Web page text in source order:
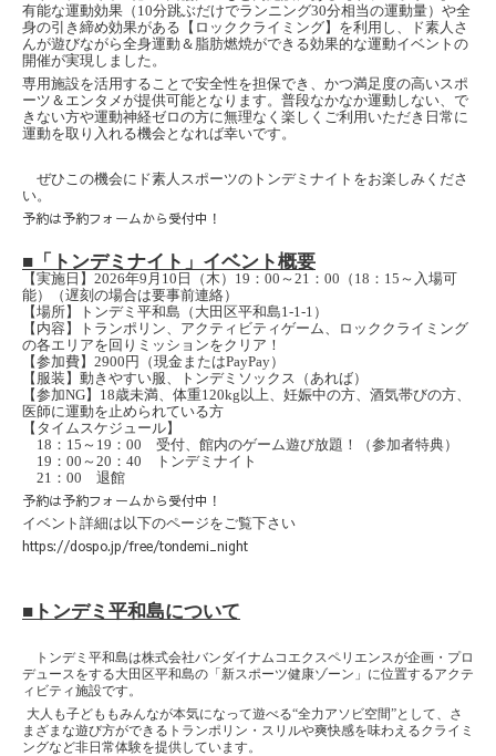
有能な運動効果（ 10分跳ぶだけでランニング30分相当の運動量）や全
身の引き締め効果がある 【 ロッククライミング】 を利用し、ド素人さ
んが遊びながら全身運動＆脂肪燃焼ができる効果的な運動イベントの
開催が実現しました。
専用施設を活用することで安全性を担保でき、かつ満足度の高いスポ
ーツ＆エンタメが提供可能となります。普段なかなか運動しない、で
きない方や運動神経ゼロの方に無理なく楽しくご利用いただき日常に
運動を取り入れる機会となれば幸いです。
ぜひこの機会にド素人スポーツのトンデミナイトをお楽しみくださ
い。
予約は予約フォームから受付中！
■ 「 トンデミナイト 」 イベント概要
【実施日 】 2026年9 月 10 日（木） 19 ： 00 ～ 21 ： 00 （ 18 ： 15 ～入場可
能）（遅刻の場合は要事前連絡）
【場所】 トンデミ平和島（大田区平和島1-1-1 ）
【 内容 】
トランポリン、アクティビティゲーム、ロッククライミング
の各エリアを回りミッションをクリア！
【参加費】2900円（現金またはPayPay）
【 服装 】 動きやすい服、トンデミソックス（あれば）
【参加NG】18歳未満、体重120kg以上、妊娠中の方、酒気帯びの方、
医師に運動を止められている方
【 タイムスケジュール】
18 ： 15 ～ 19 ： 00 受付、館内のゲーム遊び放題！（参加者特典）
19 ： 00 ～ 20 ： 40 トンデミナイト
21 ： 00 退館
予約は予約フォームから受付中！
イベント詳細は以下のページをご覧下さい
https://dospo.jp/free/tondemi_night
■トンデミ平和島について
トンデミ平和島は株式会社バンダイナムコエクスペリエンスが企画・プロ
デュースをする大田区平和島の「新スポーツ健康ゾーン」に位置するアクテ
ィビティ施設です。
大人も子どももみんなが本気になって遊べる“全力アソビ空間”として、さ
まざまな遊び方ができるトランポリン・スリルや爽快感を味わえるクライミ
ングなど非日常体験を提供しています。